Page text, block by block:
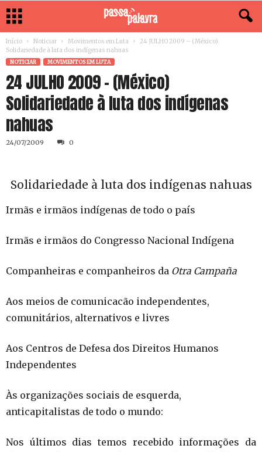
Início Noticiar Movimentos em Luta
24 JULHO 2009 – (México)
Solidariedade à luta dos indígenas nahuas
NOTICIAR MOVIMENTOS EM LUTA
24 JULHO 2009 – (México)
Solidariedade à luta dos indígenas
nahuas
24/07/2009 0
Solidariedade à luta dos indígenas nahuas
Irmãs e irmãos indígenas de todo o país
Irmãs e irmãos do Congresso Nacional Indígena
Companheiras e companheiros da Otra Campaña
Aos meios de comunicacão independentes,
comunitários, alternativos e livres
Aos Centros de Defesa dos Direitos Humanos
Independentes
Às organizações sociais de esquerda,
anticapitalistas de todo o mundo:
Nos últimos dias temos recebido informações da